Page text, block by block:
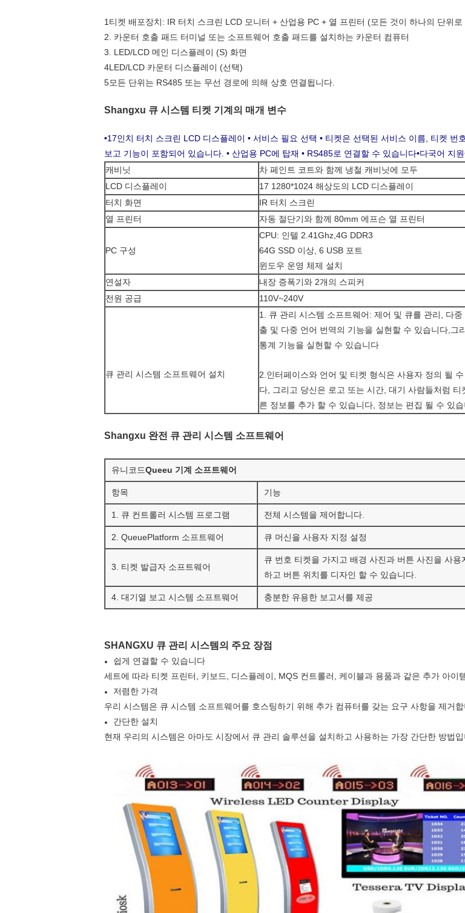
1티켓 배포장치: IR 터치 스크린 LCD 모니터 + 산업용 PC + 열 프린터 (모든 것이 하나의 단위로
2. 카운터 호출 패드 터미널 또는 소프트웨어 호출 패드를 설치하는 카운터 컴퓨터
3. LED/LCD 메인 디스플레이 (S) 화면
4LED/LCD 카운터 디스플레이 (선택)
5모든 단위는 RS485 또는 무선 경로에 의해 상호 연결됩니다.
Shangxu 큐 시스템 티켓 기계의 매개 변수
•17인치 터치 스크린 LCD 디스플레이 • 서비스 필요 선택 • 티켓은 선택된 서비스 이름, 티켓
보고 기능이 포함되어 있습니다. • 산업용 PC에 탑재 • RS485로 연결할 수 있습니다•다국어 지원
캐비닛
차 페인트 코트와 함께 냉철 캐비닛에 모두
LCD 디스플레이
17 1280*1024 해상도의 LCD 디스플레이
터치 화면
IR 터치 스크린
열 프린터
자동 절단기와 함께 80mm 에프슨 열 프린터
PC 구성
CPU: 인텔 2.41Ghz,4G DDR3
64G SSD 이상, 6 USB 포트
윈도우 운영 체제 설치
연설자
내장 증폭기와 2개의 스피커
전원 공급
110V~240V
큐 관리 시스템 소프트웨어 설치
1. 큐 관리 시스템 소프트웨어: 제어 및 큐를 관리, 다중
출 및 다중 언어 번역의 기능을 실현할 수 있습니다,그
통계 기능을 실현할 수 있습니다
2.인터페이스와 언어 및 티켓 형식은 사용자 정의 될 수
다, 그리고 당신은 로고 또는 시간, 대기 사람들처럼 티
른 정보를 추가 할 수 있습니다, 정보는 편집 될 수 있
Shangxu 완전 큐 관리 시스템 소프트웨어
유니코드Queeu 기계 소프트웨어
항목 기능
1. 큐 컨트롤러 시스템 프로그램 전체 시스템을 제어합니다.
2. QueuePlatform 소프트웨어 큐 머신을 사용자 지정 설정
3. 티켓 발급자 소프트웨어
큐 번호 티켓을 가지고 배경 사진과 버튼 사진을 사용
하고 버튼 위치를 디자인 할 수 있습니다.
4. 대기열 보고 시스템 소프트웨어 충분한 유용한 보고서를 제공
SHANGXU 큐 관리 시스템의 주요 장점
쉽게 연결할 수 있습니다
세트에 따라 티켓 프린터, 키보드, 디스플레이, MQS 컨트롤러, 케이블과 용품과 같은 추가 아이
저렴한 가격
우리 시스템은 큐 시스템 소프트웨어를 호스팅하기 위해 추가 컴퓨터를 갖는 요구 사항을 제거합
간단한 설치
현재 우리의 시스템은 아마도 시장에서 큐 관리 솔루션을 설치하고 사용하는 가장 간단한 방법입